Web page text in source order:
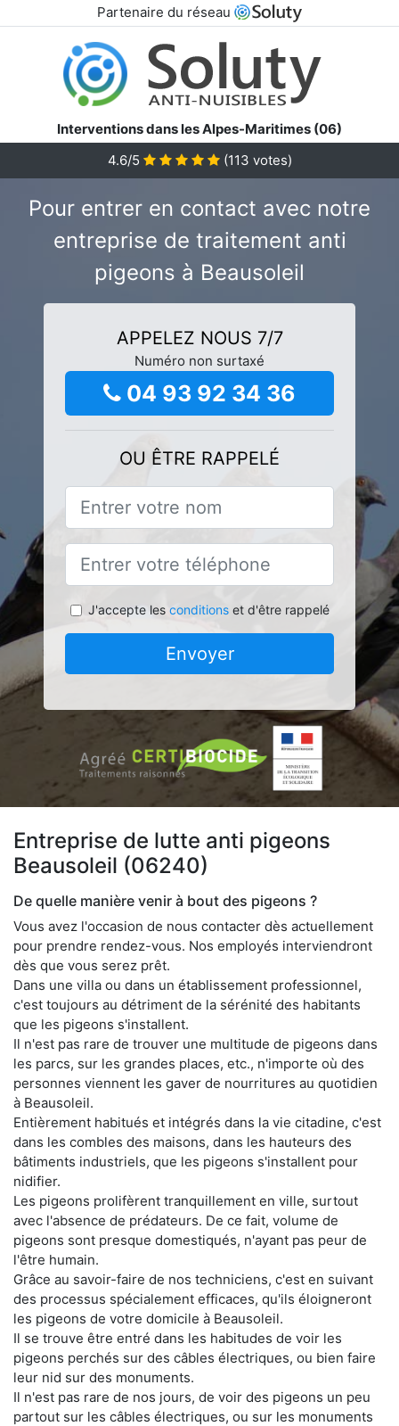
Partenaire du réseau
Interventions dans les Alpes-Maritimes (06)
4.6/5
(113 votes)
Pour entrer en contact avec notre
entreprise de traitement anti
pigeons à Beausoleil
APPELEZ NOUS 7/7
Numéro non surtaxé
04 93 92 34 36
OU ÊTRE RAPPELÉ
J'accepte les conditionset d'être rappelé
Envoyer
Entreprise de lutte anti pigeons
Beausoleil (06240)
De quelle manière venir à bout des pigeons ?
Vous avez l'occasion de nous contacter dès actuellement
pour prendre rendez-vous. Nos employés interviendront
dès que vous serez prêt.
Dans une villa ou dans un établissement professionnel,
c'est toujours au détriment de la sérénité des habitants
que les pigeons s'installent.
Il n'est pas rare de trouver une multitude de pigeons dans
les parcs, sur les grandes places, etc., n'importe où des
personnes viennent les gaver de nourritures au quotidien
à Beausoleil.
Entièrement habitués et intégrés dans la vie citadine, c'est
dans les combles des maisons, dans les hauteurs des
bâtiments industriels, que les pigeons s'installent pour
nidifier.
Les pigeons prolifèrent tranquillement en ville, surtout
avec l'absence de prédateurs. De ce fait, volume de
pigeons sont presque domestiqués, n'ayant pas peur de
l'être humain.
Grâce au savoir-faire de nos techniciens, c'est en suivant
des processus spécialement efficaces, qu'ils éloigneront
les pigeons de votre domicile à Beausoleil.
Il se trouve être entré dans les habitudes de voir les
pigeons perchés sur des câbles électriques, ou bien faire
leur nid sur des monuments.
Il n'est pas rare de nos jours, de voir des pigeons un peu
partout sur les câbles électriques, ou sur les monuments